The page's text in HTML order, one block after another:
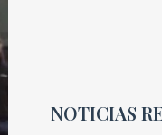
NOTICIAS